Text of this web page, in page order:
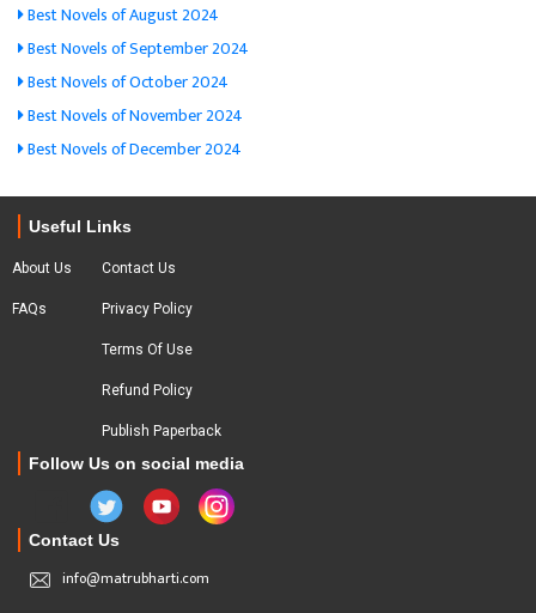
Best Novels of August 2024
Best Novels of September 2024
Best Novels of October 2024
Best Novels of November 2024
Best Novels of December 2024
Useful Links
About Us
FAQs
Contact Us
Privacy Policy
Terms Of Use
Refund Policy
Publish Paperback
Follow Us on social media
Contact Us
info@matrubharti.com